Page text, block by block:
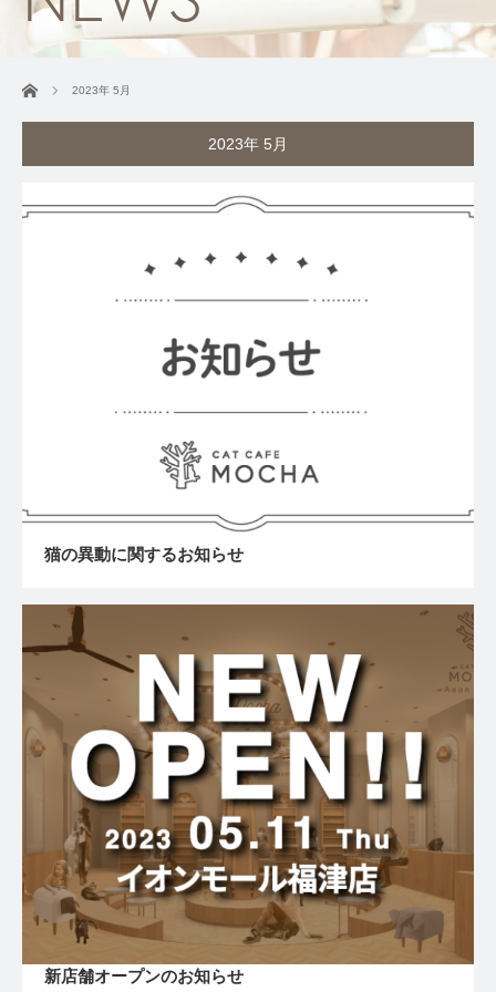
ホーム 2023年 5月
2023年 5月
猫の異動に関するお知らせ
新店舗オープンのお知らせ